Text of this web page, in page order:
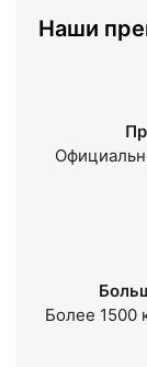
Наши
Более 1500